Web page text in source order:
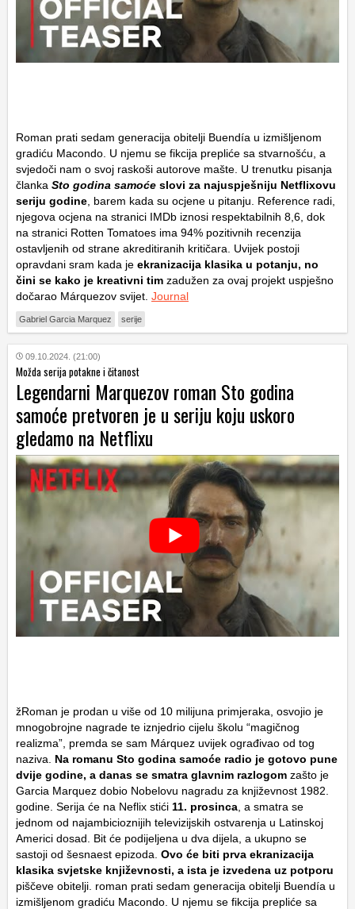
Roman prati sedam generacija obitelji Buendía u izmišljenom
gradiću Macondo. U njemu se fikcija prepliće sa stvarnošću, a
svjedoči nam o svoj raskoši autorove mašte. U trenutku pisanja
članka Sto godina samoće slovi za najuspješniju Netflixovu
seriju godine , barem kada su ocjene u pitanju. Reference radi,
njegova ocjena na stranici IMDb iznosi respektabilnih 8,6, dok
na stranici Rotten Tomatoes ima 94% pozitivnih recenzija
ostavljenih od strane akreditiranih kritičara. Uvijek postoji
opravdani sram kada je ekranizacija klasika u potanju, no
čini se kako je kreativni tim zadužen za ovaj projekt uspješno
dočarao Márquezov svijet. Journal
Gabriel Garcia Marquez serije
09.10.2024. (21:00)
Možda serija potakne i čitanost
Legendarni Marquezov roman Sto godina
samoće pretvoren je u seriju koju uskoro
gledamo na Netflixu
žRoman je prodan u više od 10 milijuna primjeraka, osvojio je
mnogobrojne nagrade te iznjedrio cijelu školu “magičnog
realizma”, premda se sam Márquez uvijek ograđivao od tog
naziva.
Na romanu Sto godina samoće radio je gotovo pune
dvije godine, a danas se smatra glavnim razlogom zašto je
Garcia Marquez dobio Nobelovu nagradu za književnost 1982.
godine. Serija će na Neflix stići 11. prosinca , a smatra se
jednom od najambicioznijih televizijskih ostvarenja u Latinskoj
Americi dosad. Bit će podijeljena u dva dijela, a ukupno se
sastoji od šesnaest epizoda. Ovo će biti prva ekranizacija
klasika svjetske književnosti, a ista je izvedena uz potporu
piščeve obitelji. roman prati sedam generacija obitelji Buendía u
izmišljenom gradiću Macondo. U njemu se fikcija prepliće sa